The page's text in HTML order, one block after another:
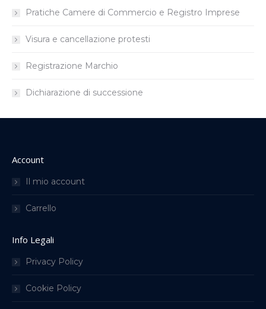
Pratiche Camere di Commercio e Registro Imprese
Visura e cancellazione protesti
Registrazione Marchio
Dichiarazione di successione
Account
Il mio account
Carrello
Info Legali
Privacy Policy
Cookie Policy